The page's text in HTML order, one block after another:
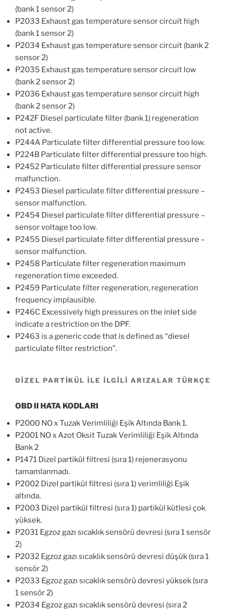
(bank 1 sensor 2)
P2033 Exhaust gas temperature sensor circuit high
(bank 1 sensor 2)
P2034 Exhaust gas temperature sensor circuit (bank 2
sensor 2)
P2035 Exhaust gas temperature sensor circuit low
(bank 2 sensor 2)
P2036 Exhaust gas temperature sensor circuit high
(bank 2 sensor 2)
P242F Diesel particulate filter (bank 1) regeneration
not active.
P244A Particulate filter differential pressure too low.
P224B Particulate filter differential pressure too high.
P2452 Particulate filter differential pressure sensor
malfunction.
P2453 Diesel particulate filter differential pressure –
sensor malfunction.
P2454 Diesel particulate filter differential pressure –
sensor voltage too low.
P2455 Diesel particulate filter differential pressure –
sensor malfunction.
P2458 Particulate filter regeneration maximum
regeneration time exceeded.
P2459 Particulate filter regeneration, regeneration
frequency implausible.
P246C Excessively high pressures on the inlet side
indicate a restriction on the DPF.
P2463 is a generic code that is defined as “diesel
particulate filter restriction”.
DİZEL PARTİKÜL İLE İLGİLİ ARIZALAR TÜRKÇE
OBD II HATA KODLARI
P2000 NO x Tuzak Verimliliği Eşik Altında Bank 1.
P2001 NO x Azot Oksit Tuzak Verimliliği Eşik Altında
Bank 2
P1471 Dizel partikül filtresi (sıra 1) rejenerasyonu
tamamlanmadı.
P2002 Dizel partikül filtresi (sıra 1) verimliliği Eşik
altında.
P2003 Dizel partikül filtresi (sıra 1) partikül kütlesi çok
yüksek.
P2031 Egzoz gazı sıcaklık sensörü devresi (sıra 1 sensör
2)
P2032 Egzoz gazı sıcaklık sensörü devresi düşük (sıra 1
sensör 2)
P2033 Egzoz gazı sıcaklık sensörü devresi yüksek (sıra
1 sensör 2)
P2034 Egzoz gazı sıcaklık sensörü devresi (sıra 2